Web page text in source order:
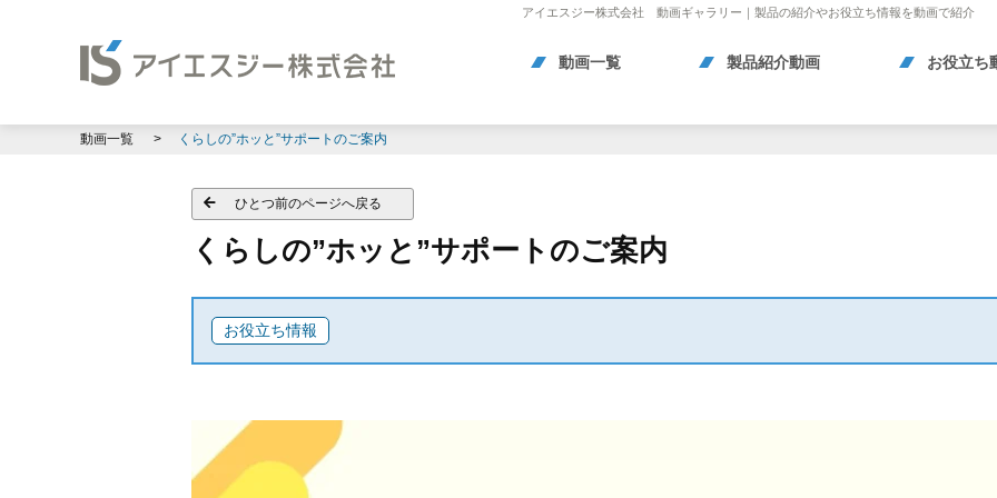
アイエスジー株式会社 動画ギャラリー｜製品の紹介やお役立ち情報を動画で紹介
動画一覧 製品紹介動画 お役立ち
動画一覧 くらしの”ホッと”サポートのご案内
ひとつ前のページへ戻る
くらしの”ホッと”サポートのご案内
お役立ち情報